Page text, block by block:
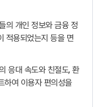
의 개인 정보와 금융 정
적용되었는지 등을 면
응대 속도와 친절도, 환
하여 이용자 편의성을